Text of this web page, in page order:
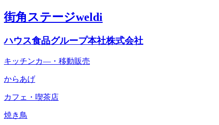
街角ステージweldi
ハウス食品グループ本社株式会社
キッチンカ―・移動販売
からあげ
カフェ・喫茶店
焼き鳥